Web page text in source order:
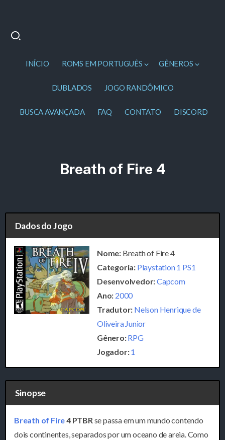
INÍCIO ROMS EM PORTUGUÊS GÊNEROS
DUBLADOS JOGO RANDÔMICO
BUSCA AVANÇADA FAQ CONTATO DISCORD
Breath of Fire 4
Dados do Jogo
Nome: Breath of Fire 4
Categoria: Playstation 1 PS1
Desenvolvedor:Capcom
Ano: 2000
Tradutor: Nelson Henrique de
Oliveira Junior
Gênero:RPG
Jogador:1
Sinopse
Breath of Fire4 PTBR se passa em um mundo contendo
dois continentes, separados por um oceano de areia. Como